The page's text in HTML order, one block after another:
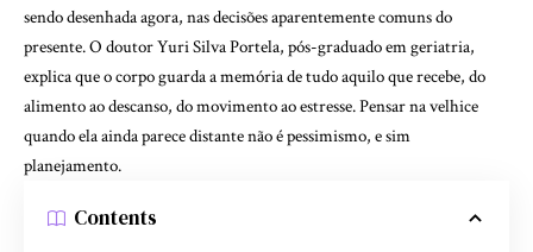
sendo desenhada agora, nas decisões aparentemente comuns do
presente. O doutor Yuri Silva Portela, pós-graduado em geriatria,
explica que o corpo guarda a memória de tudo aquilo que recebe, do
alimento ao descanso, do movimento ao estresse. Pensar na velhice
quando ela ainda parece distante não é pessimismo, e sim
planejamento.
Contents